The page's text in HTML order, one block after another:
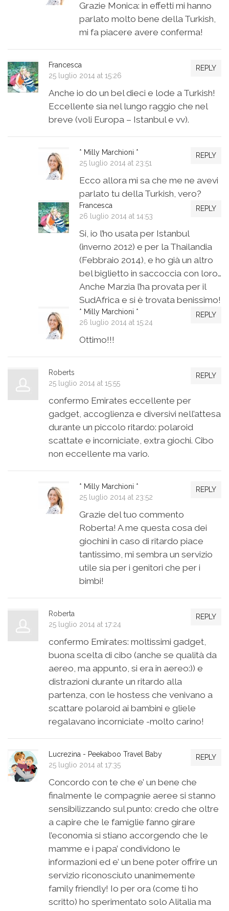
Grazie Monica: in effetti mi hanno
parlato molto bene della Turkish,
mi fa piacere avere conferma!
REPLY
Francesca
25 luglio 2014 at 15:26
Anche io do un bel dieci e lode a Turkish!
Eccellente sia nel lungo raggio che nel
breve (voli Europa – Istanbul e vv).
REPLY
* Milly Marchioni *
25 luglio 2014 at 23:51
Ecco allora mi sa che me ne avevi
parlato tu della Turkish, vero?
REPLY
Francesca
26 luglio 2014 at 14:53
Si, io l’ho usata per Istanbul
(inverno 2012) e per la Thailandia
(Febbraio 2014), e ho già un altro
bel biglietto in saccoccia con loro…
Anche Marzia l’ha provata per il
SudAfrica e si è trovata benissimo!
REPLY
* Milly Marchioni *
26 luglio 2014 at 15:24
Ottimo!!!
REPLY
Roberts
25 luglio 2014 at 15:55
confermo Emirates eccellente per
gadget, accoglienza e diversivi nell’attesa
durante un piccolo ritardo: polaroid
scattate e incorniciate, extra giochi. Cibo
non eccellente ma vario.
REPLY
* Milly Marchioni *
25 luglio 2014 at 23:52
Grazie del tuo commento
Roberta! A me questa cosa dei
giochini in caso di ritardo piace
tantissimo, mi sembra un servizio
utile sia per i genitori che per i
bimbi!
REPLY
Roberta
25 luglio 2014 at 17:24
confermo Emirates: moltissimi gadget,
buona scelta di cibo (anche se qualità da
aereo, ma appunto, si era in aereo:)) e
distrazioni durante un ritardo alla
partenza, con le hostess che venivano a
scattare polaroid ai bambini e gliele
regalavano incorniciate -molto carino!
REPLY
Lucrezina - Peekaboo Travel Baby
25 luglio 2014 at 17:35
Concordo con te che e’ un bene che
finalmente le compagnie aeree si stanno
sensibilizzando sul punto: credo che oltre
a capire che le famiglie fanno girare
l’economia si stiano accorgendo che le
mamme e i papa’ condividono le
informazioni ed e’ un bene poter offrire un
servizio riconosciuto unanimemente
family friendly! Io per ora (come ti ho
scritto) ho sperimentato solo Alitalia ma